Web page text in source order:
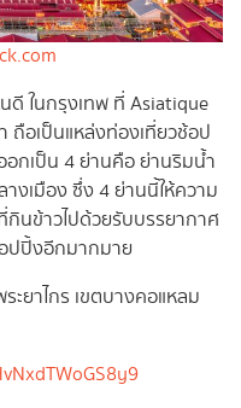
ในกรุงเทพ ที่ Asiatique
ถือเป็นแหล่งท่องเที่ยวช้อป
กเป็น 4 ย่านคือ ย่านริมน้ำ
งเมือง ซึ่ง 4 ย่านนี้ให้ความ
นข้าวไปด้วยรับบรรยากาศ
ปปิ้งอีกมากมาย
ยาไกร เขตบางคอแหลม